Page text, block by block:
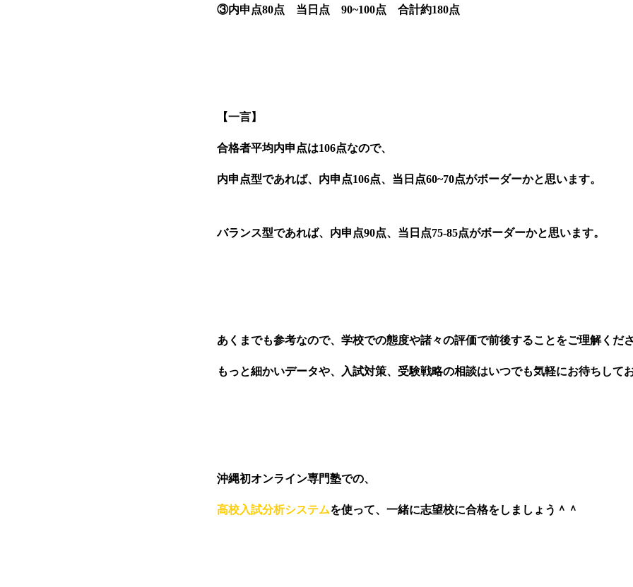
オンライン授業について
③内申点80点 当日点 90~100点 合計約180点
【一言】
合格者平均内申点は106点なので、
内申点型であれば、内申点106点、当日点60~70点がボーダーかと思います。
バランス型であれば、内申点90点、当日点75-85点がボーダーかと思います。
あくまでも参考なので、学校での態度や諸々の評価で前後することをご理解くださ
もっと細かいデータや、入試対策、受験戦略の相談はいつでも気軽にお待ちして
沖縄初オンライン専門塾での、
高校入試分析システムを使って、一緒に志望校に合格をしましょう＾＾